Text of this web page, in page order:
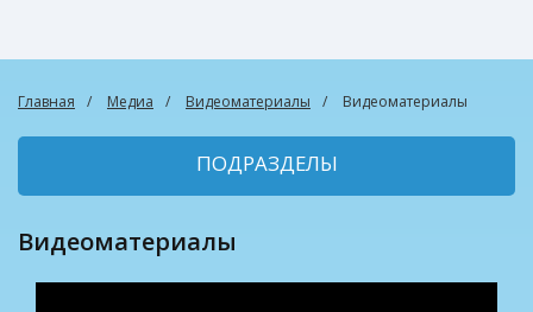
Главная Медиа Видеоматериалы Видеоматериалы
ПОДРАЗДЕЛЫ
Видеоматериалы